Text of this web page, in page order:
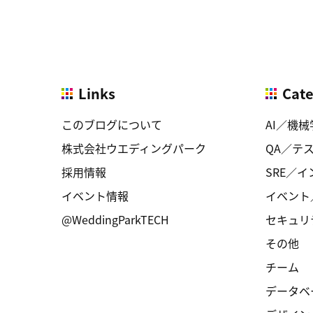
AI／機械
QA／テ
SRE／
イベン
セキュ
その他
チーム
データ
Links
このブログについて
株式会社ウエディングパーク
採用情報
イベント情報
@WeddingParkTECH